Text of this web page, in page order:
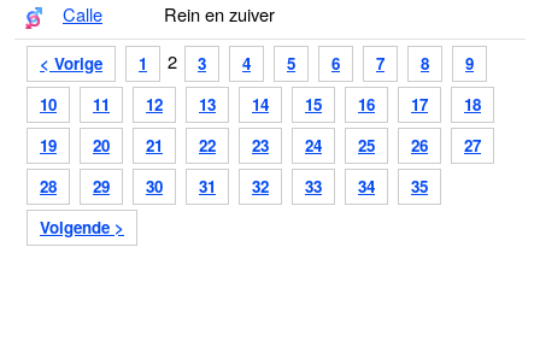
< Vorige 1 2 3 4 5 6 7 8
9
10
11 12 13 14 15 16 17
18
19
20 21 22 23 24 25 26
27
28
29 30 31 32 33 34
35
Volgende >
Calle
Rein en zuiver